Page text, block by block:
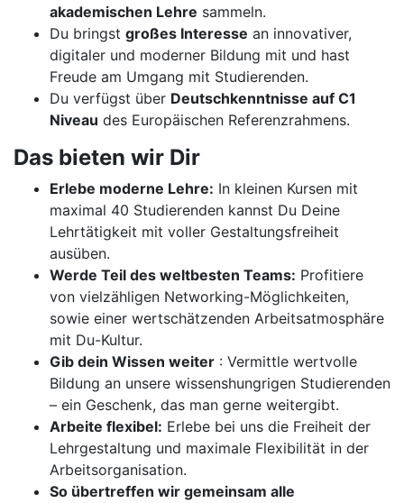
akademischen Lehre sammeln.
Du bringst großes Interesse an innovativer,
digitaler und moderner Bildung mit und hast
Freude am Umgang mit Studierenden.
Du verfügst über Deutschkenntnisse auf C1
Niveau des Europäischen Referenzrahmens.
Das bieten wir Dir
Erlebe moderne Lehre: In kleinen Kursen mit
maximal 40 Studierenden kannst Du Deine
Lehrtätigkeit mit voller Gestaltungsfreiheit
ausüben.
Werde Teil des weltbesten Teams: Profitiere
von vielzähligen Networking-Möglichkeiten,
sowie einer wertschätzenden Arbeitsatmosphäre
mit Du-Kultur.
Gib dein Wissen weiter : Vermittle wertvolle
Bildung an unsere wissenshungrigen Studierenden
– ein Geschenk, das man gerne weitergibt.
Arbeite flexibel: Erlebe bei uns die Freiheit der
Lehrgestaltung und maximale Flexibilität in der
Arbeitsorganisation.
So übertreffen wir gemeinsam alle